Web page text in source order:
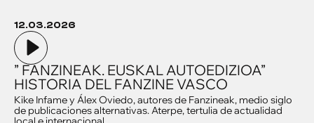
12.03.2026
” FANZINEAK. EUSKAL AUTOEDIZIOA”
HISTORIA DEL FANZINE VASCO
Kike Infame y Álex Oviedo, autores de Fanzineak, medio siglo
de publicaciones alternativas. Aterpe, tertulia de actualidad